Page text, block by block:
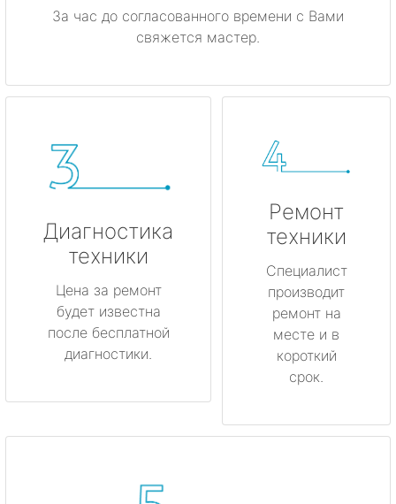
За час до согласованного времени с Вами
свяжется мастер.
Диагностика
техники
Цена за ремонт
будет известна
после бесплатной
диагностики.
Ремонт
техники
Специалист
производит
ремонт на
месте и в
короткий
срок.